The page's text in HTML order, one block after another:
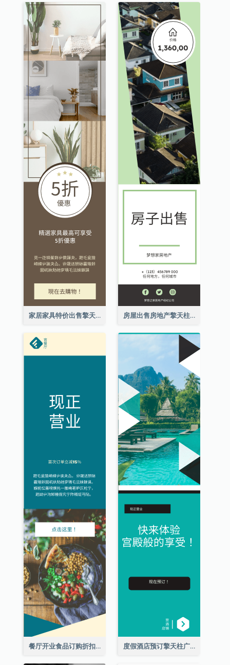
家居家具特价出售擎天柱广告 房屋出售房地产擎天柱广告
餐厅开业食品订购折扣擎天柱广告 度假酒店预订擎天柱广告